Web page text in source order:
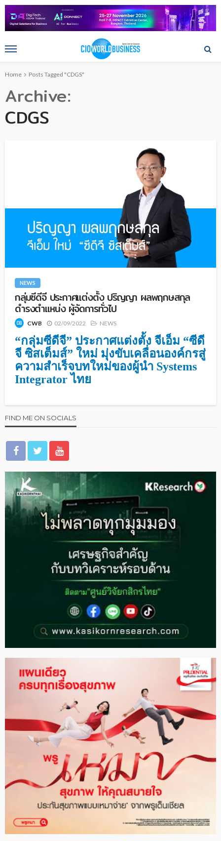
Home Posts Tagged "CDGS"
Archive
CDGS
NEWS
กลุ่มซีดีจี ประกาศแต่งตั้ง ปริญญา ผลพฤกษสกุล
ดำรงตำแหน่ง ผู้จัดการทั่วไป
CWB 02/09/2022 NEWS
“กลุ่มซีดีจี” ประกาศแต่งตั้ง จีเอ็ม “ซีดี
จี ซิสเต็มส์” ใหม่ มุ่งขับเคลื่อนองค์กรสู่
ความสำเร็จบทใหม่ของผู้นำ Systems
Integrator ไทย
FIND ME ON SOCIALS